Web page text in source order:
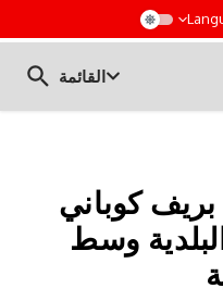
القائمة
كوباني
وسط